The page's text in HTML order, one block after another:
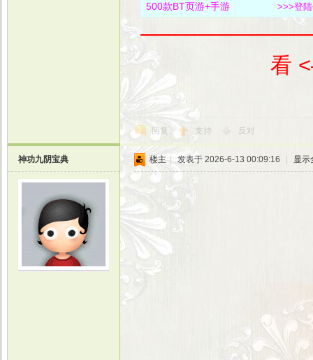
500款BT页游+手游 >>>登
——————————>
看
回复 支持 反对
神功九阴宝典 楼主 发表于 2026-6-13 00:09:16 显示